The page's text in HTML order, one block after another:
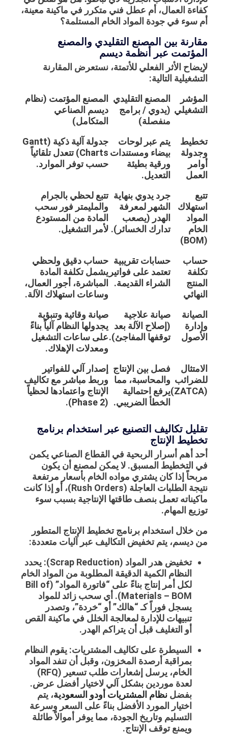
كفاءة العمال، أم عطل فني متكرر في ماكينة معينة،
أم سوء في جودة المواد الخام المستلمة؟
مقارنة بين المصنع التقليدي والمصنع
المؤتمت عبر أنظمة ديسم
لإيضاح الأثر الفعلي للأتمتة، نستعرض المقارنة
التشغيلية التالية:
المؤشر
التشغيلي
المصنع التقليدي
(يدوي / برامج
منفصلة)
المصنع المؤتمت (نظام
ديسم الصناعي
المتكامل)
تخطيط
وجدولة
أوامر
العمل
يتم عبر لوحات
بيضاء ومستندات
ورقية بطيئة
التعديل.
جدولة آلية ذكية (Gantt
Charts) تتعدل تلقائياً
حسب توفر الموارد.
تتبع
استهلاك
المواد
الخام
(BOM)
جرد يدوي بنهاية
الشهر لمعرفة
الهدر (يصعب
تدارك الخسائر).
تتبع لحظي بالجرام
والمليمتر فور سحب
المادة من المستودع
لأمر التشغيل.
حساب
تكلفة
المنتج
النهائي
حسابات تقريبية
تعتمد على فواتير
الشراء القديمة.
حساب دقيق ولحظي
يشمل تكلفة المادة
المباشرة، أجور العمال،
وساعات استهلاك الآلة.
الصيانة
وإدارة
الأصول
صيانة علاجية
(إصلاح الآلة بعد
توقفها المفاجئ).
صيانة وقائية وتنبؤية
يجدولها النظام آلياً بناءً
على ساعات التشغيل
ومعدلات الإهلاك.
الامتثال
للضرائب
(ZATCA)
فصل بين الإنتاج
والمحاسبة، مما
يرفع احتمالية
الخطأ الضريبي.
إصدار آلي للفواتير
وربط مباشر مع تكاليف
الإنتاج واعتمادها لحظياً
(Phase 2).
تقليل تكاليف التصنيع عبر استخدام برنامج
تخطيط الإنتاج
أحد أهم أسرار الربحية في القطاع الصناعي يكمن
في التخطيط المسبق. لا يمكن لمصنع أن يكون
مربحاً إذا كان يشتري مواده الخام بأسعار مرتفعة
نتيجة الطلبات العاجلة (Rush Orders)، أو إذا كانت
ماكيناته تعمل بنصف طاقتها الإنتاجية بسبب سوء
توزيع المهام.
من خلال استخدام برنامج تخطيط الإنتاج المتطور
من ديسم، يتم تخفيض التكاليف عبر آليات متعددة:
تخفيض هدر المواد (Scrap Reduction): يحدد
النظام الكمية الدقيقة المطلوبة من المواد الخام
لكل أمر إنتاج بناءً على “فاتورة المواد” (Bill of
Materials – BOM). أي سحب زائد للمواد
يسجل فوراً كـ “هالك” أو “خردة”، وتصدر
تنبيهات للإدارة لمعالجة الخلل في ماكينة القص
أو التغليف قبل أن يتراكم الهدر.
السيطرة على تكاليف المشتريات: يقوم النظام
بمراقبة أرصدة المخزون، وقبل أن تنفد المواد
الخام، يرسل إشعارات طلب تسعير (RFQ)
لعدة موردين بشكل آلي لاختيار أفضل عرض.
بفضل نظام المشتريات أودو السعودية، يتم
اختيار المورد الأفضل بناءً على السعر وسرعة
التسليم وتاريخ الجودة، مما يوفر أموالاً طائلة
ويمنع توقف الإنتاج.